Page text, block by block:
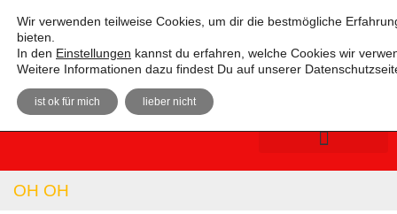
Absolutely Unterhaltsam e. V.
OH OH
Wir verwenden teilweise Cookies, um dir die bestmögliche
bieten.
In den Einstellungen kannst du erfahren, welche Cookies wir
Weitere Informationen dazu findest Du auf unserer
ist ok für mich lieber nicht